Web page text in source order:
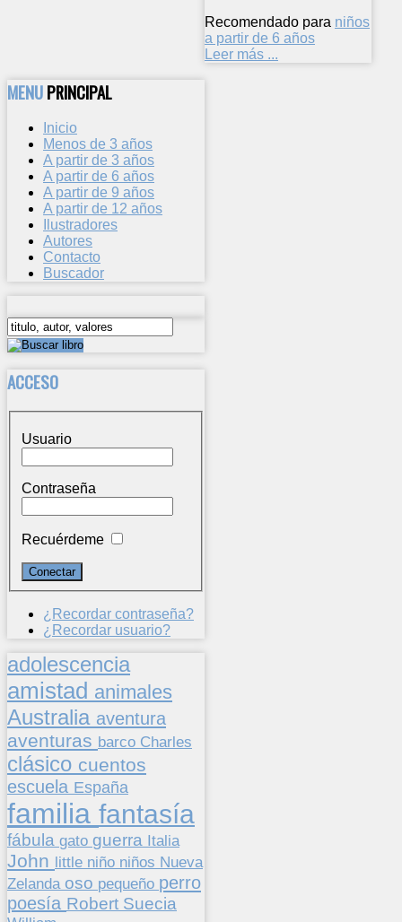
Recomendado para niños
a partir de 6 años
Leer más ...
MENUPRINCIPAL
Inicio
Menos de 3 años
A partir de 3 años
A partir de 6 años
A partir de 9 años
A partir de 12 años
Ilustradores
Autores
Contacto
Buscador
ACCESO
Usuario
Contraseña
Recuérdeme
¿Recordar contraseña?
¿Recordar usuario?
adolescencia
amistad animales
Australia aventura
aventuras barco Charles
clásico cuentos
escuela España
familia fantasía
fábula gato guerra Italia
John little niño niños Nueva
Zelanda oso pequeño perro
poesía Robert Suecia